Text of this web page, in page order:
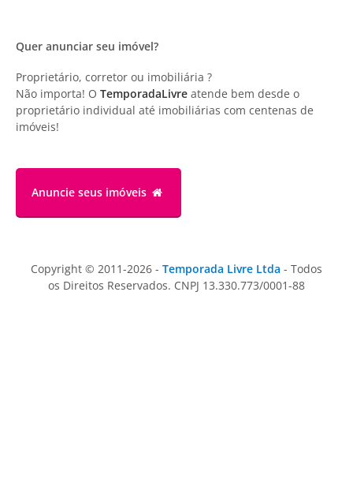
Quer anunciar seu imóvel?
Proprietário, corretor ou imobiliária ?
Não importa! O TemporadaLivre atende bem desde o
proprietário individual até imobiliárias com centenas de
imóveis!
Anuncie seus imóveis
Copyright © 2011-2026 - Temporada Livre Ltda - Todos
os Direitos Reservados. CNPJ 13.330.773/0001-88